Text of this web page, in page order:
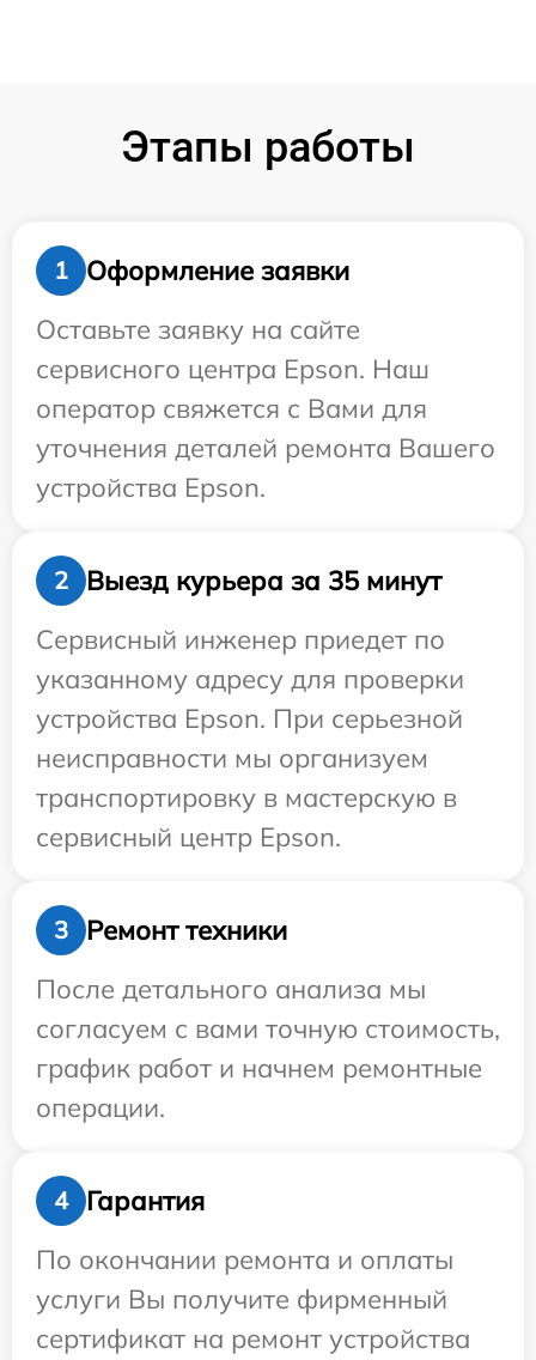
Этапы работы
1
Оформление заявки
Оставьте заявку на сайте
сервисного центра Epson. Наш
оператор свяжется с Вами для
уточнения деталей ремонта Вашего
устройства Epson.
2
Выезд курьера за 35 минут
Сервисный инженер приедет по
указанному адресу для проверки
устройства Epson. При серьезной
неисправности мы организуем
транспортировку в мастерскую в
сервисный центр Epson.
3
Ремонт техники
После детального анализа мы
согласуем с вами точную стоимость,
график работ и начнем ремонтные
операции.
4
Гарантия
По окончании ремонта и оплаты
услуги Вы получите фирменный
сертификат на ремонт устройства